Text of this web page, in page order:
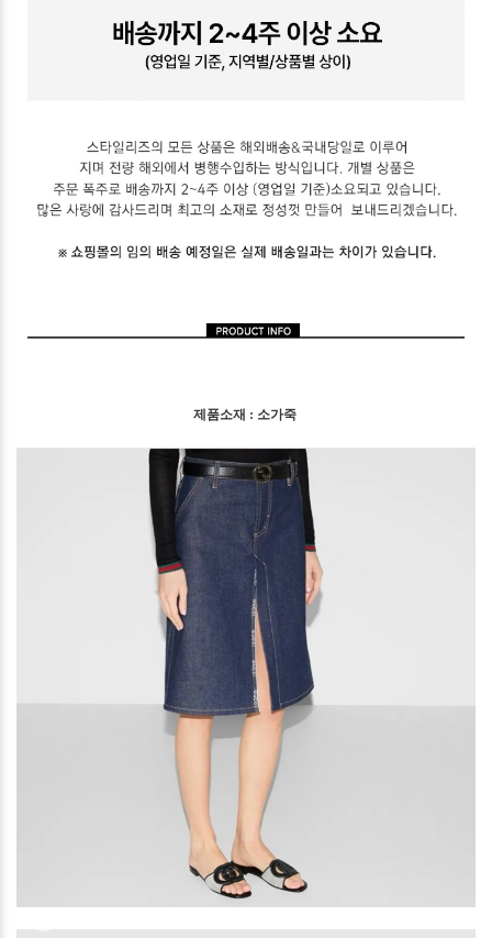
제품소재 : 소가죽